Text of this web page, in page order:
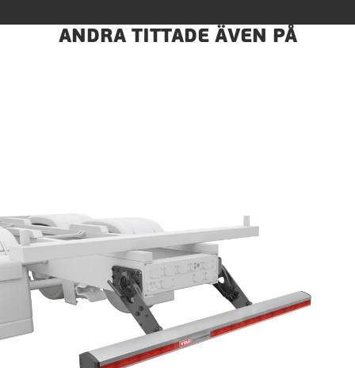
ANDRA TITTADE ÄVEN PÅ